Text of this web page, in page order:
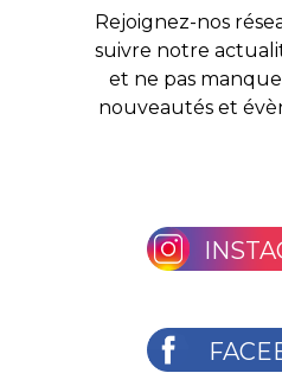
Rejoignez-nos
suivre notre
et ne pas
nouveautés et